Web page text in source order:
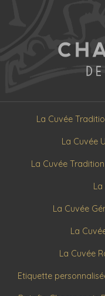
La Cuvée
La Cuvée
La Cuvée
La
La Cuvée
La
La Cuvée
Etiquette